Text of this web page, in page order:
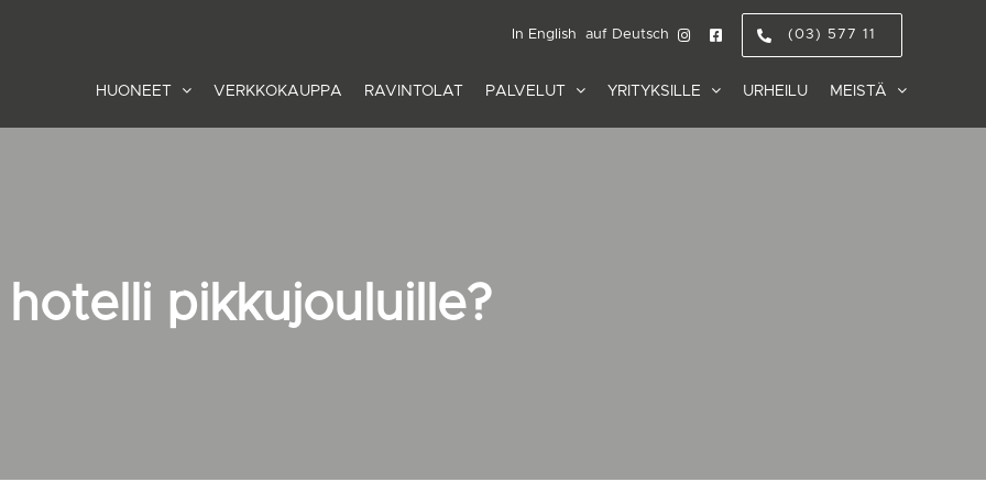
In English auf Deutsch (03) 577 11
HUONEET VERKKOKAUPPA RAVINTOLAT PALVELUT YRITYKSILLE URHEILU MEISTÄ
pikkujouluille?